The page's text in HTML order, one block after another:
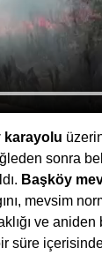
karayolu
sonra
Başköy
mevsim
ve aniden
süre